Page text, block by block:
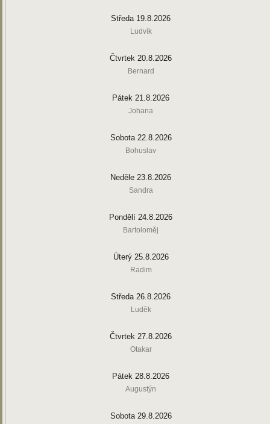
Středa 19.8.2026
Ludvík
Čtvrtek 20.8.2026
Bernard
Pátek 21.8.2026
Johana
Sobota 22.8.2026
Bohuslav
Neděle 23.8.2026
Sandra
Pondělí 24.8.2026
Bartoloměj
Úterý 25.8.2026
Radim
Středa 26.8.2026
Luděk
Čtvrtek 27.8.2026
Otakar
Pátek 28.8.2026
Augustýn
Sobota 29.8.2026